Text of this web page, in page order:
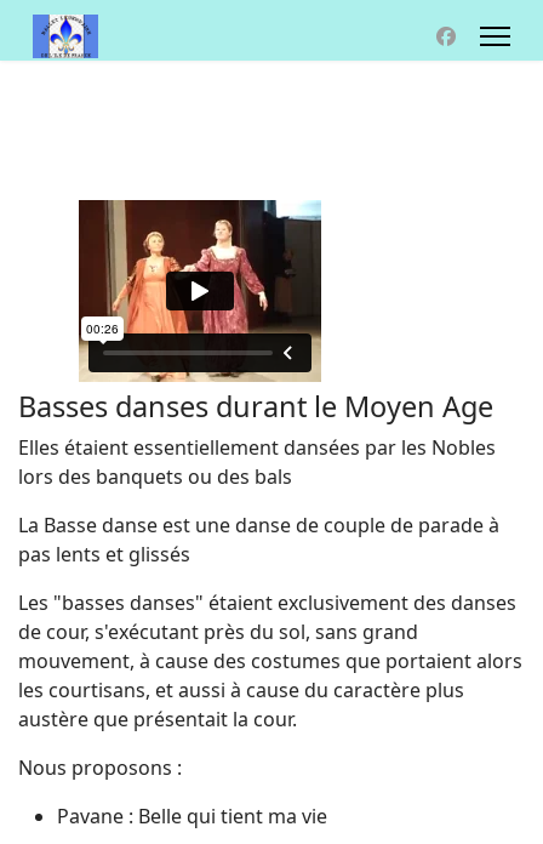
Basses danses durant le Moyen Age
Elles étaient essentiellement dansées par les Nobles
lors des banquets ou des bals
La Basse danse est une danse de couple de parade à
pas lents et glissés
Les "basses danses" étaient exclusivement des danses
de cour, s'exécutant près du sol, sans grand
mouvement, à cause des costumes que portaient alors
les courtisans, et aussi à cause du caractère plus
austère que présentait la cour.
Nous proposons :
Pavane : Belle qui tient ma vie